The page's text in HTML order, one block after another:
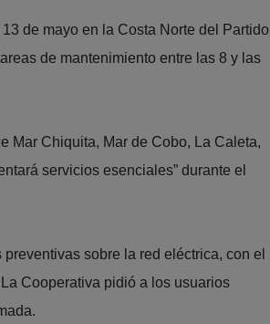
de mayo en la Costa Norte del Partido
de mantenimiento entre las 8 y las
Mar Chiquita, Mar de Cobo, La Caleta,
servicios esenciales” durante el
sobre la red eléctrica, con el
Cooperativa pidió a los usuarios